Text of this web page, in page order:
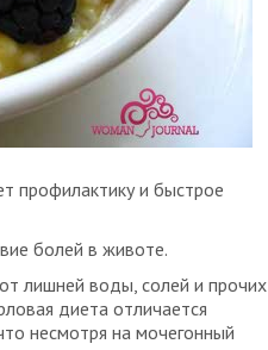
профилактику и быстрое
болей в животе.
лишней воды, солей и прочих
диета отличается
несмотря на мочегонный